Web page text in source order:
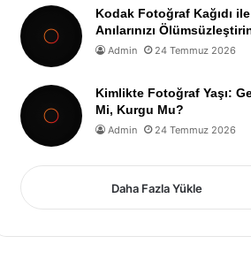
Kodak Fotoğraf Kağıdı ile
Anılarınızı
Admin 24 Temmuz 2026
Kimlikte Fotoğraf Yaşı:
Mi, Kurgu Mu?
Admin 24 Temmuz 2026
Daha Fazla Yükle